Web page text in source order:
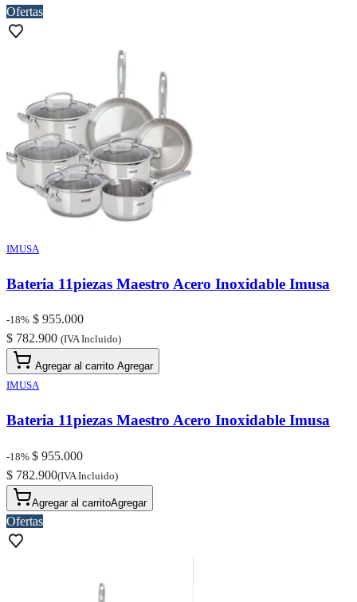
Ofertas
IMUSA
Bateria 11piezas Maestro Acero Inoxidable Imusa
-18% $ 955.000
$ 782.900 (IVA Incluido)
Agregar al carrito Agregar
IMUSA
Bateria 11piezas Maestro Acero Inoxidable Imusa
-18% $ 955.000
$ 782.900(IVA Incluido)
Agregar al carritoAgregar
Ofertas